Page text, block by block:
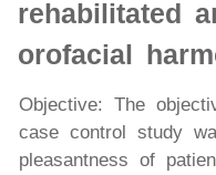
rehabilitated
orofacial
Objective: The
case control study
pleasantness of